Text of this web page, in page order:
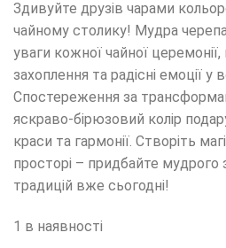
Здивуйте друзів чарами
чайному столику! Мудра
уваги кожної чайної
захоплення та радісні емоції у
Спостереження за
яскраво-бірюзовий колір
краси та гармонії. Створіть
просторі – придбайте мудрого
традицій вже сьогодні!
1 в наявності